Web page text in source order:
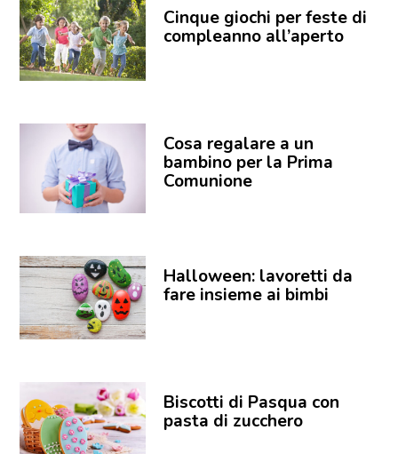
Cinque giochi per feste di
compleanno all’aperto
Cosa regalare a un
bambino per la Prima
Comunione
Halloween: lavoretti da
fare insieme ai bimbi
Biscotti di Pasqua con
pasta di zucchero